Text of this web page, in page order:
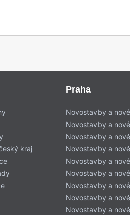
mezi majetek břevnovského
zmiňuje už v roce 933. Od roku 1420
vystavěn současný zámek, a to
Ignác Dienzenhofer. Koncem 19.
ovšem vlastní budova zámku
zde vzniklo plicní sanatorium, ke
v ní sídlí soukromá klinika.
kterou roku 1863 nahradila
Veleslavín. Nachází se poblíž
Zajímavou památkou je zemědělská
přímo v ulici U Zvoničky. Pozornost
U sadu a také Vodovodní domek ve
kraj
Praha
Novostavby a
Novostavby a
Novostavby a
Novostavby a
Novostavby a
Novostavby a
Novostavby a
Novostavby a
Novostavby a